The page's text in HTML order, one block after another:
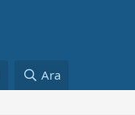
Ara